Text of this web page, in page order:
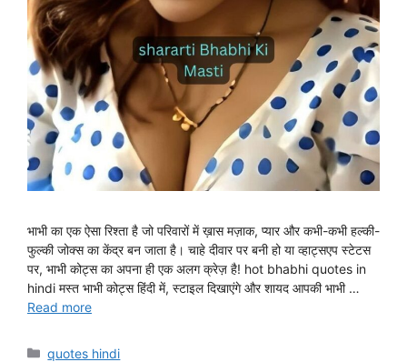
भाभी का एक ऐसा रिश्ता है जो परिवारों में ख़ास मज़ाक, प्यार और कभी-कभी हल्की-
फुल्की जोक्स का केंद्र बन जाता है। चाहे दीवार पर बनी हो या व्हाट्सएप स्टेटस
पर, भाभी कोट्स का अपना ही एक अलग क्रेज़ है! hot bhabhi quotes in
hindi मस्त भाभी कोट्स हिंदी में, स्टाइल दिखाएंगे और शायद आपकी भाभी …
Read more
Categories
quotes hindi